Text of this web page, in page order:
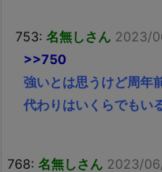
753: 名無しさん 2023/
>>750
強いとは思うけど周年
代わりはいくらでもい
768: 名無しさん 2023/